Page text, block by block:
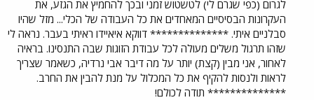
לגרום (כפי שגרם לי) לטשטוש זמני ובכך להחמיץ את הגזע, את
העקרונות הבסיסיים המאחדים את כל העבודה של הכלי... מזל שהיו
סבלניים איתי. ************** דווקא איאיידו ראיתי בעבר. נראה לי
שזהו תרגול משלים מעולה לכל עבודת הזוגות שבה התנסינו. בראיה
לאחור, אני מבין (קצת) יותר על מה דיבר אבי נרדיה, כשאמר שצריך
לראות ולנסות להקיף את כל המכלול על מנת להבין את החרב.
************** תודה לכולם!